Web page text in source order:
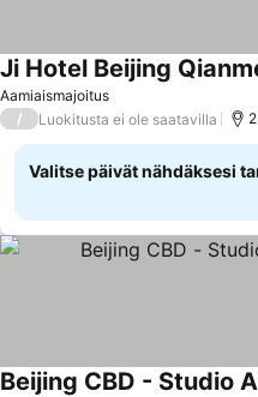
Aamiaismajoitus
/ Luokitusta ei ole saatavilla
Valitse päivät nähdäksesi
Beijing CBD - Studio